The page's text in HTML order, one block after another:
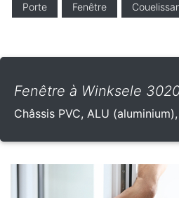
Porte Fenêtre
Fenêtre à Winksele
Châssis PVC, ALU